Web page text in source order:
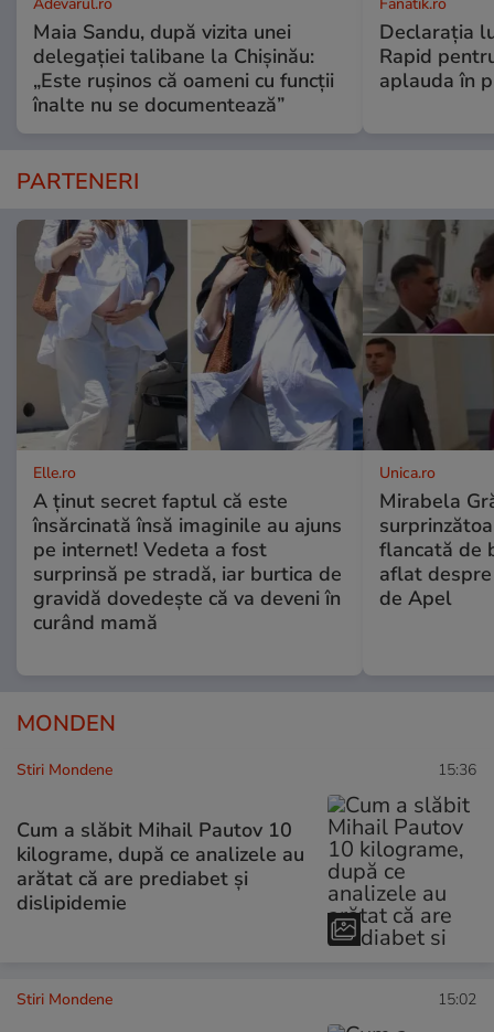
Adevarul.ro
Maia Sandu, după vizita unei
delegației talibane la Chișinău:
„Este rușinos că oameni cu funcții
înalte nu se documentează”
Fanatik.ro
Declarația
Rapid
aplauda în
PARTENERI
Elle.ro
A ținut secret faptul că este
însărcinată însă imaginile au ajuns
pe internet! Vedeta a fost
surprinsă pe stradă, iar burtica de
gravidă dovedește că va deveni în
curând mamă
Unica.ro
Mirabela
flancată de
aflat
de Apel
MONDEN
Stiri Mondene 15:36
Cum a slăbit Mihail Pautov 10
kilograme, după ce analizele au
arătat că are prediabet și
dislipidemie
Stiri Mondene 15:02